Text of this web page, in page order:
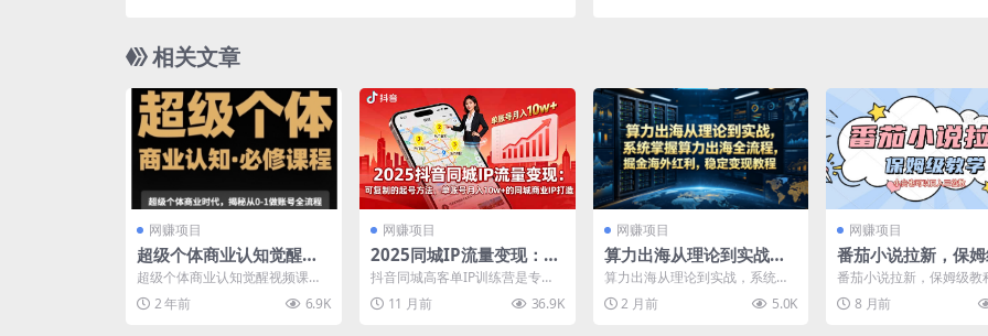
相关文章
网赚项目
超级个体商业认知觉醒视
频课，商业认知·必修课程
揭秘从0-1账号全流程
超级个体商业认知觉醒视频课，
商业认知·必修课程揭秘从0-1账
号全流程 适合超级个...
2 年前 6.9K
网赚项目
2025同城IP流量变现：可
复制的起号方法，单账号
月入10w+的同城商业IP
打造
抖音同城高客单IP训练营是专为
本地商家设计的流量变现课程，
涵盖5阶段起号+6大核...
11 月前 36.9K
网赚项目
算力出海从理论到实战，
系统掌握算力出海全流
程，掘金海外红利，稳定
变现教程
算力出海从理论到实战，系统掌
握算力出海全流程，掘金海外红
利，稳定变现教程 课程介...
2 月前 5.0K
网赚项目
番茄小说拉新，保
程，小白也可以日
数
番茄小说拉新，保姆级教
白也可以日入三位数 项
番茄小说APP拉新，...
8 月前